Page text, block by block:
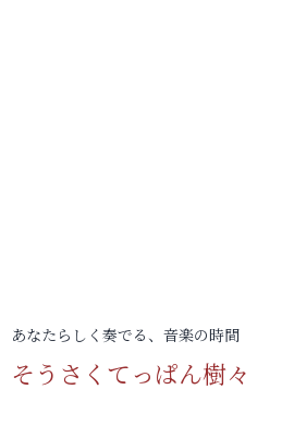
あなたらしく奏でる、音楽の時間
そうさくてっぱん樹々